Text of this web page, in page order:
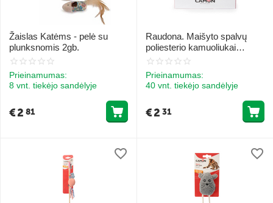
Žaislas Katėms - pelė su
plunksnomis 2gb.
Prieinamumas:
8 vnt. tiekėjo sandėlyje
€2 81
Raudona. Maišyto spalvų
poliesterio kamuoliukai
katėms su kačiukų matuotu
Prieinamumas:
40 vnt. tiekėjo sandėlyje
€2 31